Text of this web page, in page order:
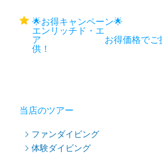
🌟お得キャンペーン
エンリッチド・エ
ア お得価格でご
供！
当店のツアー
ファンダイビング
体験ダイビング